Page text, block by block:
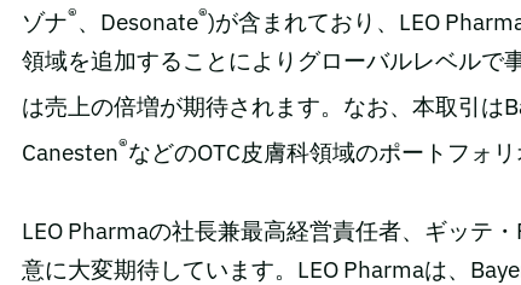
ゾナ®、Desonate®)が含まれており、LEO
領域を追加することによりグローバルレベルで
は売上の倍増が期待されます。なお、本取引は
Canesten®などのOTC皮膚科領域のポートフォリ
LEO Pharmaの社長兼最高経営責任者、ギッテ
意に大変期待しています。LEO Pharmaは、